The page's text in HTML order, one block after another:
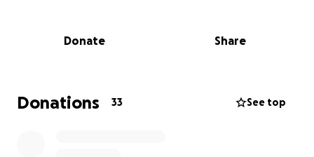
Unterstützung freuen.
Donate Share
Donations 33 See top